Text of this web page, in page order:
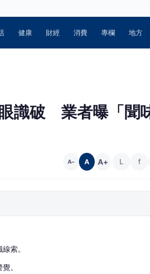
健康 財經 消費 專欄 地方
識破 業者曝「聞
A− A A+ L f
索。
。